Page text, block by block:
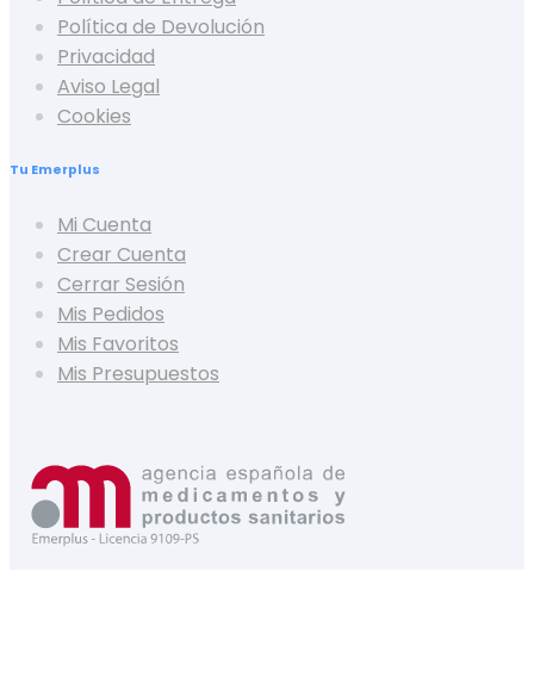
Política de Devolución
Privacidad
Aviso Legal
Cookies
Tu Emerplus
Mi Cuenta
Crear Cuenta
Cerrar Sesión
Mis Pedidos
Mis Favoritos
Mis Presupuestos